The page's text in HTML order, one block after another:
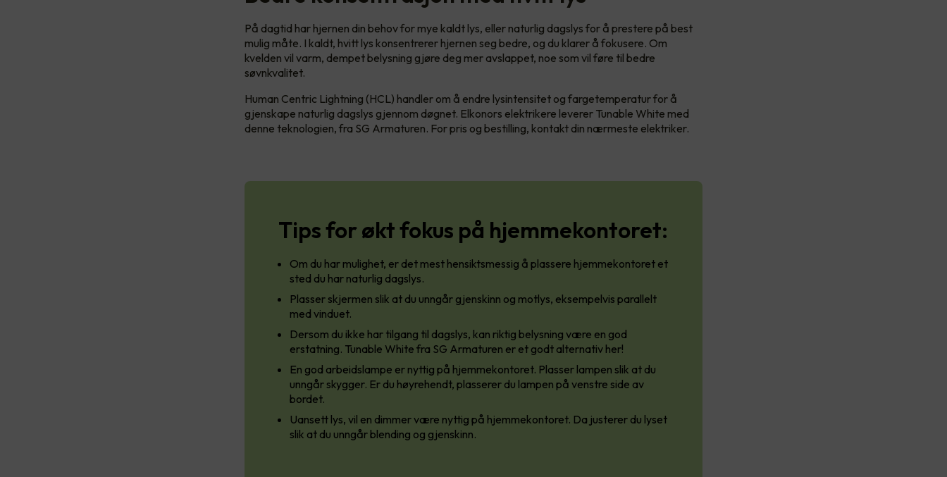
På dagtid har hjernen din behov for mye kaldt lys, eller naturlig dagslys for å prestere på best
mulig måte. I kaldt, hvitt lys konsentrerer hjernen seg bedre, og du klarer å fokusere. Om
kvelden vil varm, dempet belysning gjøre deg mer avslappet, noe som vil føre til bedre
søvnkvalitet.
Human Centric Lightning (HCL) handler om å endre lysintensitet og fargetemperatur for å
gjenskape naturlig dagslys gjennom døgnet. Elkonors elektrikere leverer Tunable White med
denne teknologien, fra SG Armaturen. For pris og bestilling, kontakt din nærmeste elektriker.
Tips for økt fokus på hjemmekontoret:
Om du har mulighet, er det mest hensiktsmessig å plassere hjemmekontoret et
sted du har naturlig dagslys.
Plasser skjermen slik at du unngår gjenskinn og motlys, eksempelvis parallelt
med vinduet.
Dersom du ikke har tilgang til dagslys, kan riktig belysning være en god
erstatning. Tunable White fra SG Armaturen er et godt alternativ her!
En god arbeidslampe er nyttig på hjemmekontoret. Plasser lampen slik at du
unngår skygger. Er du høyrehendt, plasserer du lampen på venstre side av
bordet.
Uansett lys, vil en dimmer være nyttig på hjemmekontoret. Da justerer du lyset
slik at du unngår blending og gjenskinn.